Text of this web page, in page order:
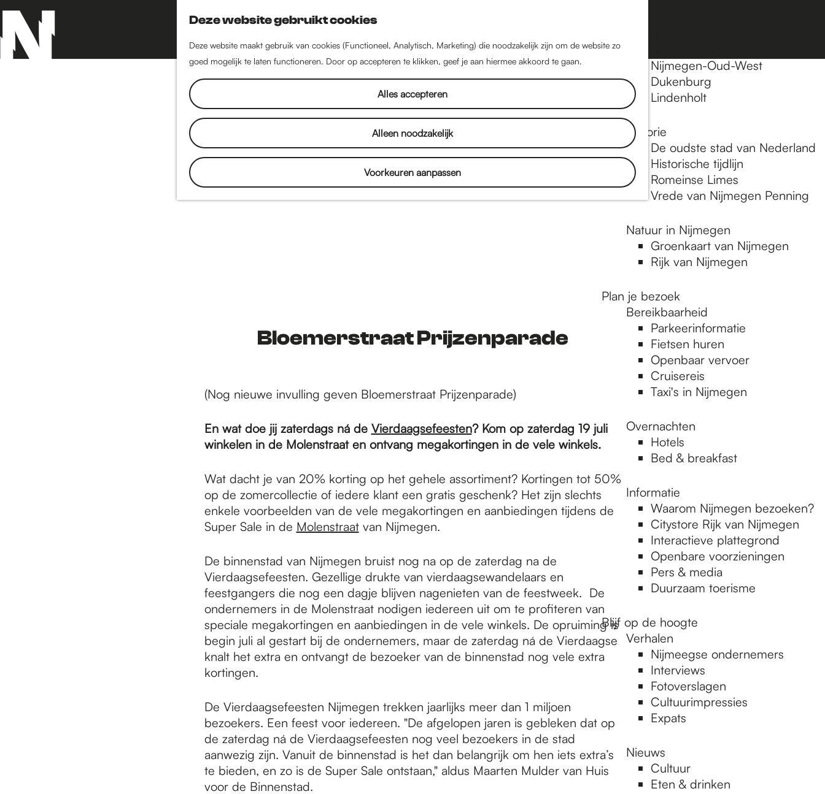
Deze website gebruikt cookies
Deze website maakt gebruik van cookies (Functioneel, Analytisch, Marketing) die noodzakelijk zijn om de website zo
goed mogelijk te laten functioneren. Door op accepteren te klikken, geef je aan hiermee akkoord te gaan.
Alles accepteren
Alleen noodzakelijk
Voorkeuren aanpassen
o
e
k
n
a
a
r
M
n
Nijmegen-Oud-West
Dukenburg
Lindenholt
Historie
De oudste stad van Nederland
Historische tijdlijn
Romeinse Limes
Vrede van Nijmegen Penning
Natuur in Nijmegen
Groenkaart van Nijmegen
Rijk van Nijmegen
Plan je bezoek
Bereikbaarheid
Parkeerinformatie
Fietsen huren
Openbaar vervoer
Cruisereis
Taxi's in Nijmegen
Overnachten
Hotels
Bed & breakfast
Informatie
Waarom Nijmegen bezoeken?
Citystore Rijk van Nijmegen
Interactieve plattegrond
Openbare voorzieningen
Pers & media
Duurzaam toerisme
Blijf op de hoogte
Verhalen
Nijmeegse ondernemers
Interviews
Fotoverslagen
Cultuurimpressies
Expats
Nieuws
Cultuur
Eten & drinken
Bloemerstraat Prijzenparade
(Nog nieuwe invulling geven Bloemerstraat Prijzenparade)
En wat doe jij zaterdags ná de Vierdaagsefeesten? Kom op zaterdag 19 juli
winkelen in de Molenstraat en ontvang megakortingen in de vele winkels.
Wat dacht je van 20% korting op het gehele assortiment? Kortingen tot 50%
op de zomercollectie of iedere klant een gratis geschenk? Het zijn slechts
enkele voorbeelden van de vele megakortingen en aanbiedingen tijdens de
Super Sale in de Molenstraatvan Nijmegen.
De binnenstad van Nijmegen bruist nog na op de zaterdag na de
Vierdaagsefeesten. Gezellige drukte van vierdaagsewandelaars en
feestgangers die nog een dagje blijven nagenieten van de feestweek. De
ondernemers in de Molenstraat nodigen iedereen uit om te profiteren van
speciale megakortingen en aanbiedingen in de vele winkels. De opruiming is
begin juli al gestart bij de ondernemers, maar de zaterdag ná de Vierdaagse
knalt het extra en ontvangt de bezoeker van de binnenstad nog vele extra
kortingen.
De Vierdaagsefeesten Nijmegen trekken jaarlijks meer dan 1 miljoen
bezoekers. Een feest voor iedereen. "De afgelopen jaren is gebleken dat op
de zaterdag ná de Vierdaagsefeesten nog veel bezoekers in de stad
aanwezig zijn. Vanuit de binnenstad is het dan belangrijk om hen iets extra’s
te bieden, en zo is de Super Sale ontstaan," aldus Maarten Mulder van Huis
voor de Binnenstad.